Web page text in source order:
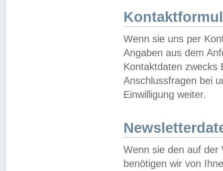
Wenn sie uns per
Angaben aus dem
Kontaktdaten zwecks
Anschlussfragen bei
Einwilligung weiter.
Wenn sie den auf der
benötigen wir von